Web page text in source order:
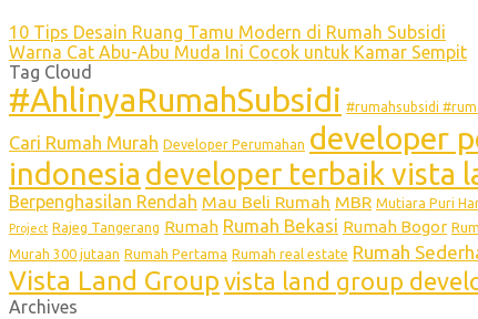
10 Tips Desain Ruang Tamu Modern di Rumah Subsidi
Warna Cat Abu-Abu Muda Ini Cocok untuk Kamar Sempit
Tag Cloud
#AhlinyaRumahSubsidi #rumahsubsidi
Cari Rumah Murah Developer Perumahan developer
indonesia developer terbaik vista
Berpenghasilan Rendah Mau Beli Rumah MBR Mutiara Puri
Project Rajeg Tangerang Rumah Rumah Bekasi Rumah Bogor
Murah 300 jutaan Rumah Pertama Rumah real estate Rumah
Vista Land Group vista land group
Archives